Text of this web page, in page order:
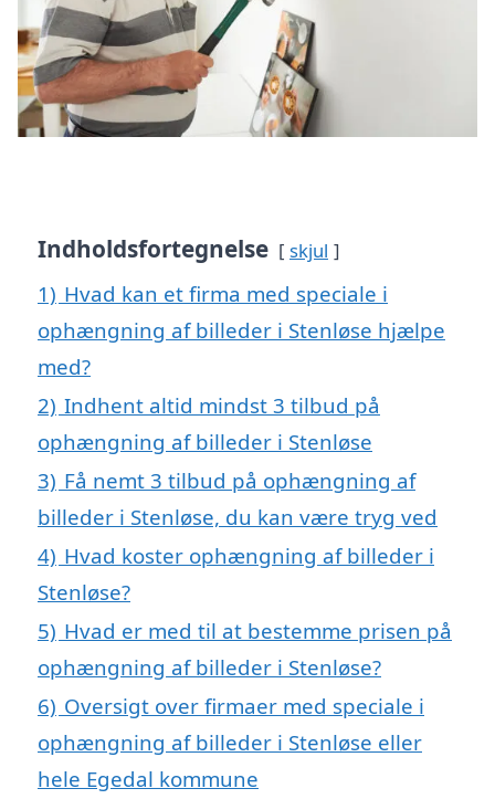
Indholdsfortegnelse skjul
1) Hvad kan et firma med speciale i
ophængning af billeder i Stenløse hjælpe
med?
2) Indhent altid mindst 3 tilbud på
ophængning af billeder i Stenløse
3) Få nemt 3 tilbud på ophængning af
billeder i Stenløse, du kan være tryg ved
4) Hvad koster ophængning af billeder i
Stenløse?
5) Hvad er med til at bestemme prisen på
ophængning af billeder i Stenløse?
6) Oversigt over firmaer med speciale i
ophængning af billeder i Stenløse eller
hele Egedal kommune